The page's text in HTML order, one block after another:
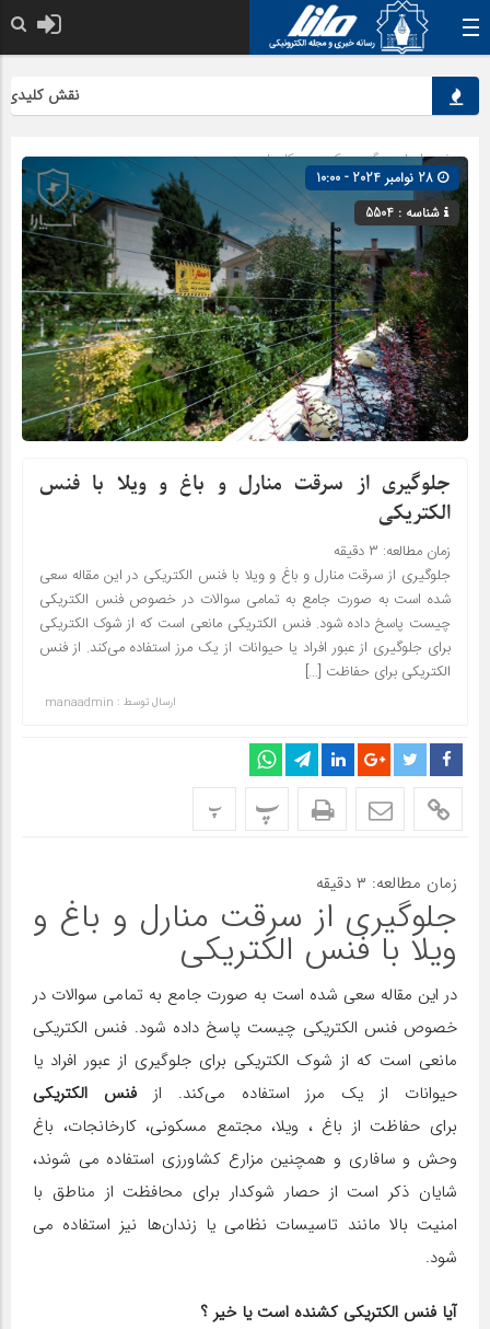
نقش کلیدی
صفحه اصلی» گروه »کسب و کارها
شناسه : 5504
جلوگیری از سرقت منارل و باغ و ویلا با فنس
الکتریکی
زمان مطالعه: ۳ دقیقه
جلوگیری از سرقت منارل و باغ و ویلا با فنس الکتریکی در این مقاله سعی
شده است به صورت جامع به تمامی سوالات در خصوص فنس الکتریکی
چیست پاسخ داده شود. فنس الکتریکی مانعی است که از شوک الکتریکی
برای جلوگیری از عبور افراد یا حیوانات از یک مرز استفاده می‌کند. از فنس
الکتریکی برای حفاظت […]
ارسال توسط : manaadmin
پ پ
زمان مطالعه: ۳ دقیقه
جلوگیری از سرقت منارل و باغ و
ویلا با فنس الکتریکی
در این مقاله سعی شده است به صورت جامع به تمامی سوالات در
خصوص فنس الکتریکی چیست پاسخ داده شود. فنس الکتریکی
مانعی است که از شوک الکتریکی برای جلوگیری از عبور افراد یا
حیوانات از یک مرز استفاده می‌کند. ازفنس الکتریکی
برای حفاظت از باغ ، ویلا، مجتمع مسکونی، کارخانجات، باغ
وحش و سافاری و همچنین مزارع کشاورزی استفاده می شوند،
شایان ذکر است از حصار شوکدار برای محافظت از مناطق با
امنیت بالا مانند تاسیسات نظامی یا زندان‌ها نیز استفاده می
شود.
آیا فنس الکتریکی کشنده است یا خیر ؟